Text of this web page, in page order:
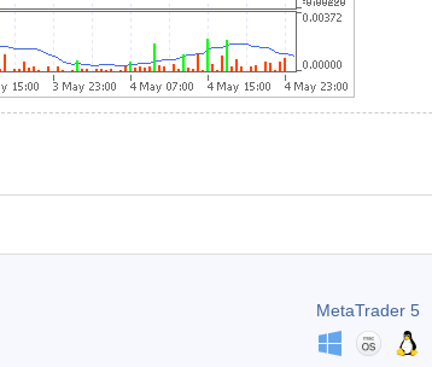
MetaTrader 5